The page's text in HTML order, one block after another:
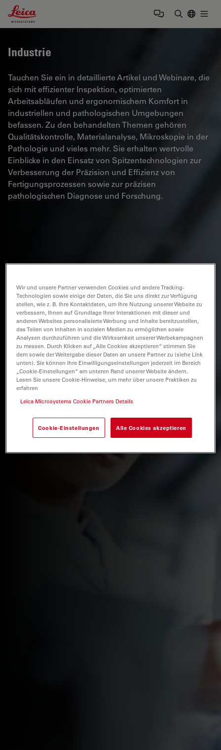
Leica Microsystems Logo
Industrie
Tauchen Sie ein in detaillierte Artikel und Webinare, die
sich mit effizienter Inspektion, optimierten
Arbeitsabläufen und ergonomischem Komfort in
industriellen und pathologischen Umgebungen
befassen. Zu den behandelten Themen gehören
Qualitätskontrolle, Materialanalyse, Mikroskopie in der
Pathologie und vieles mehr. Sie erhalten wertvolle
Einblicke in den Einsatz von Spitzentechnologien zur
Verbesserung der Präzision und Effizienz von
Fertigungsprozessen sowie zur präzisen
pathologischen Diagnose und Forschung.
Wir und unsere Partner verwenden Cookies und andere Tracking-
Technologien sowie einige der Daten, die Sie uns direkt zur Verfügung
stellen, wie z. B. Ihre Kontaktdaten, um Ihre Nutzung unserer Website zu
verbessern, Ihnen auf Grundlage Ihrer Interaktionen mit dieser und
anderen Websites personalisierte Werbung und Inhalte bereitzustellen,
das Teilen von Inhalten in sozialen Medien zu ermöglichen sowie
Analysen durchzuführen und die Wirksamkeit unserer Werbekampagnen
zu messen. Durch Klicken auf „Alle Cookies akzeptieren“ stimmen Sie
dem sowie der Weitergabe dieser Daten an unsere Partner zu (siehe Link
unten). Sie können Ihre Einwilligungseinstellungen jederzeit im Bereich
„Cookie-Einstellungen“ am unteren Rand unserer Website ändern.
Lesen Sie unsere Cookie-Hinweise, um mehr über unsere Praktiken zu
erfahren
Leica Microsystems Cookie Partners Details
Cookie-Einstellungen Alle Cookies akzeptieren